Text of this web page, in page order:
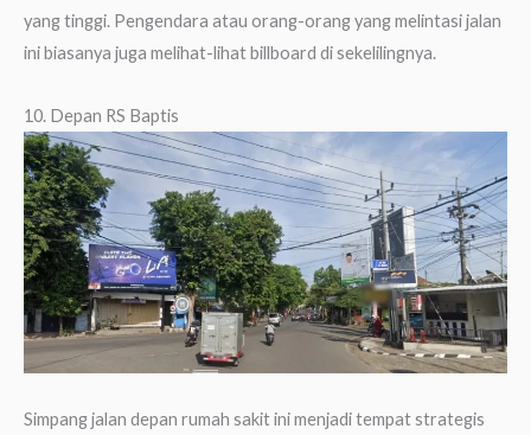
yang tinggi. Pengendara atau orang-orang yang melintasi jalan
ini biasanya juga melihat-lihat billboard di sekelilingnya.
10. Depan RS Baptis
Simpang jalan depan rumah sakit ini menjadi tempat strategis